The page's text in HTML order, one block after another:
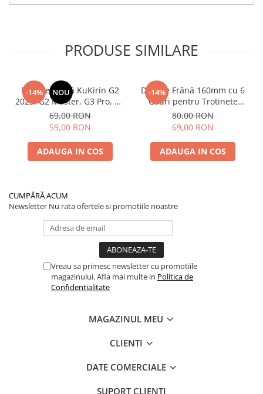
PRODUSE SIMILARE
-14% NOU
Plăcuțe Frână KuKirin G2
2025, G2 Master, G3 Pro, G4
– Set 2 Bucăți (Față sau
Spate) Premium
69,00 RON
59,00 RON
ADAUGA IN COS
-14%
Disc de Frână 160mm cu 6
Găuri pentru Trotinete
Electrice KuKirin G4 (Model
2025) și KuKirin G2 –
Performanță Premium
80,00 RON
69,00 RON
ADAUGA IN COS
CUMPĂRĂ ACUM
Newsletter Nu rata ofertele si promotiile noastre
Vreau sa primesc newsletter cu promotiile
magazinului. Afla mai multe in Politica de
Confidentialitate
MAGAZINUL MEU
CLIENTI
DATE COMERCIALE
SUPORT CLIENTI